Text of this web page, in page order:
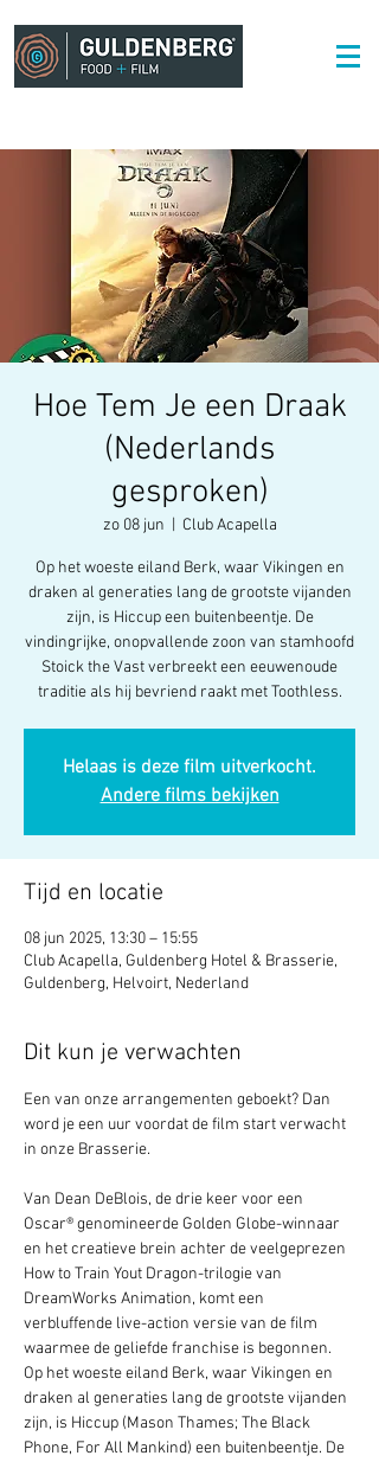
Hoe Tem Je een Draak
(Nederlands
gesproken)
zo 08 jun Club Acapella
Op het woeste eiland Berk, waar Vikingen en
draken al generaties lang de grootste vijanden
zijn, is Hiccup een buitenbeentje. De
vindingrijke, onopvallende zoon van stamhoofd
Stoick the Vast verbreekt een eeuwenoude
traditie als hij bevriend raakt met Toothless.
Helaas is deze film uitverkocht.
Andere films bekijken
Tijd en locatie
08 jun 2025, 13:30 – 15:55
Club Acapella, Guldenberg Hotel & Brasserie,
Guldenberg, Helvoirt, Nederland
Dit kun je verwachten
Een van onze arrangementen geboekt? Dan
word je een uur voordat de film start verwacht
in onze Brasserie.
Van Dean DeBlois, de drie keer voor een
Oscar® genomineerde Golden Globe-winnaar
en het creatieve brein achter de veelgeprezen
How to Train Yout Dragon-trilogie van
DreamWorks Animation, komt een
verbluffende live-action versie van de film
waarmee de geliefde franchise is begonnen.
Op het woeste eiland Berk, waar Vikingen en
draken al generaties lang de grootste vijanden
zijn, is Hiccup (Mason Thames; The Black
Phone, For All Mankind) een buitenbeentje. De